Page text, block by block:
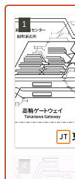
2026/07/04
1